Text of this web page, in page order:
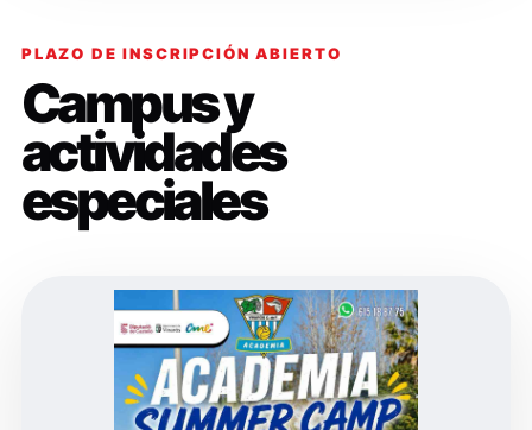
PLAZO DE INSCRIPCIÓN ABIERTO
Campus y
actividades
especiales